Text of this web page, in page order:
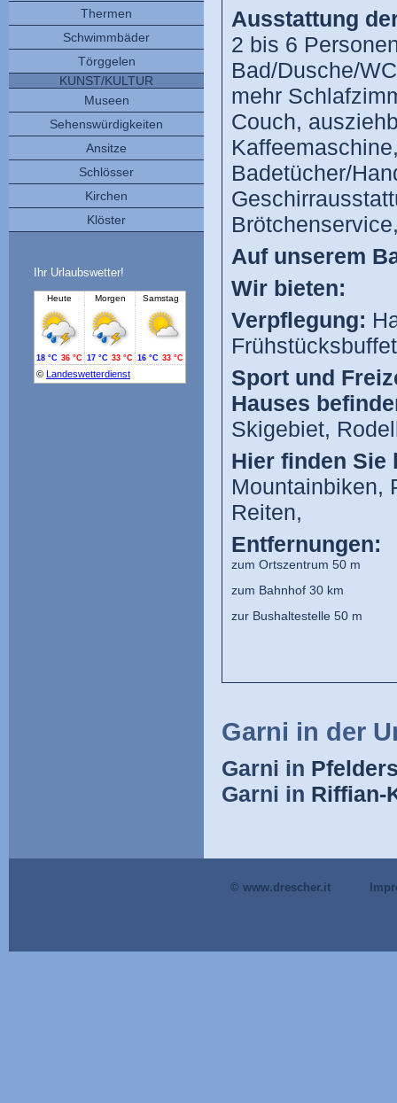
Ausstattung
2 bis 6
Bad/Dusche/
mehr
Couch,
Badetücher/
Auf unserem
Wir bieten:
Verpflegung:
Sport und
Hauses
Skigebiet,
Hier finden Sie
Mountainbiken,
Reiten,
Entfernungen:
zum Ortszentrum 50 m
zum Bahnhof 30 km
zur Bushaltestelle 50 m
Garni in der
Garni in
Garni in Riffian-
Thermen
Schwimmbäder
Törggelen
KUNST/KULTUR
Museen
Sehenswürdigkeiten
Ansitze
Schlösser
Kirchen
Klöster
Ihr Urlaubswetter!
© www.drescher.it